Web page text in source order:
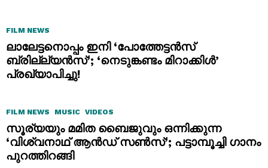
FILM NEWS
ലാലേട്ടനൊപ്പം ഇനി ‘പോത്തേട്ടൻസ്
ബ്രില്ല്യൻസ്’; ‘നെടുങ്കണ്ടം മിറാക്കിൾ’
പ്രഖ്യാപിച്ചു!
FILM NEWS MUSIC VIDEOS
സൂര്യയും മമിത ബൈജുവും ഒന്നിക്കുന്ന
‘വിശ്വനാഥ് ആൻഡ് സൺസ്’; പട്ടാമ്പൂച്ചി ഗാനം
പുറത്തിറങ്ങി